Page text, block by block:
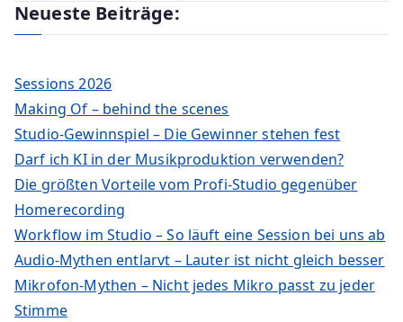
Neueste Beiträge:
Sessions 2026
Making Of – behind the scenes
Studio-Gewinnspiel – Die Gewinner stehen fest
Darf ich KI in der Musikproduktion verwenden?
Die größten Vorteile vom Profi-Studio gegenüber
Homerecording
Workflow im Studio – So läuft eine Session bei uns ab
Audio-Mythen entlarvt – Lauter ist nicht gleich besser
Mikrofon-Mythen – Nicht jedes Mikro passt zu jeder
Stimme